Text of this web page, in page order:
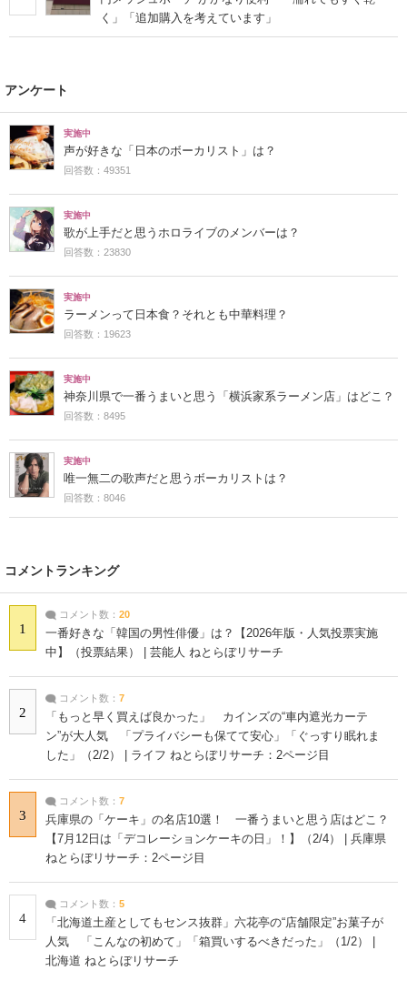
く」「追加購入を考えています」
アンケート
実施中
声が好きな「日本のボーカリスト」は？
回答数：49351
実施中
歌が上手だと思うホロライブのメンバーは？
回答数：23830
実施中
ラーメンって日本食？それとも中華料理？
回答数：19623
実施中
神奈川県で一番うまいと思う「横浜家系ラーメン店」はどこ？
回答数：8495
実施中
唯一無二の歌声だと思うボーカリストは？
回答数：8046
コメントランキング
1
コメント数： 20
一番好きな「韓国の男性俳優」は？【2026年版・人気投票実施
中】（投票結果） | 芸能人 ねとらぼリサーチ
2
コメント数： 7
「もっと早く買えば良かった」 カインズの“車内遮光カーテ
ン”が大人気 「プライバシーも保てて安心」「ぐっすり眠れま
した」（2/2） | ライフ ねとらぼリサーチ：2ページ目
3
コメント数： 7
兵庫県の「ケーキ」の名店10選！ 一番うまいと思う店はどこ？
【7月12日は「デコレーションケーキの日」！】（2/4） | 兵庫県
ねとらぼリサーチ：2ページ目
4
コメント数： 5
「北海道土産としてもセンス抜群」六花亭の“店舗限定”お菓子が
人気 「こんなの初めて」「箱買いするべきだった」（1/2） |
北海道 ねとらぼリサーチ